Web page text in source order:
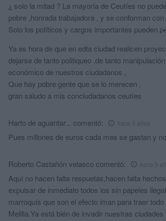
¿ solo la mitad ? La mayoría de Ceutíes no
pobre ,honrada trabajadora , y se conforman
Solo los políticos y cargos importantes pueden
Ya es hora de que en edta ciudad realicen
dejarse de tanto politiqueo ,de tanto
económico de nuestros ciudadanos ,
Que hay pobre gente que se lo merecen ,
gran saludo a mis conciudadanos ceutíes
Harto de aguantar... comentó: hace 5 años
Pues millones de euros cada mes se gastan y
Roberto Castañón velasco comentó: hace 5
Aquí no hacen falta respuetas,hacen falta
expulsar de inmediato todos los sin papeles
marroquís que son el efecto iman para traer
Melilla.Ya está bién de invadir nuestras